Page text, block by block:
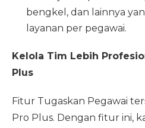
bengkel, dan lainnya
layanan per pegawai.
Kelola Tim Lebih
Plus
Fitur Tugaskan Pegawai
Pro Plus. Dengan fitur ini,